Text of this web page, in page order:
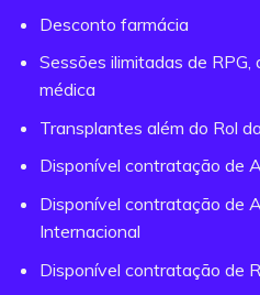
Desconto farmácia
Sessões ilimitadas de
médica
Transplantes além do Rol
Disponível contratação de
Disponível contratação de
Internacional
Disponível contratação de